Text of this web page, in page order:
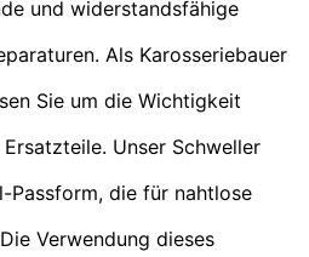
und widerstandsfähige
Als Karosseriebauer
Sie um die Wichtigkeit
Unser Schweller
Passform, die für nahtlose
Verwendung dieses